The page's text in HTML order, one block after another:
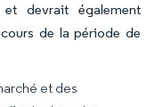
et devrait également
de la période de
et des